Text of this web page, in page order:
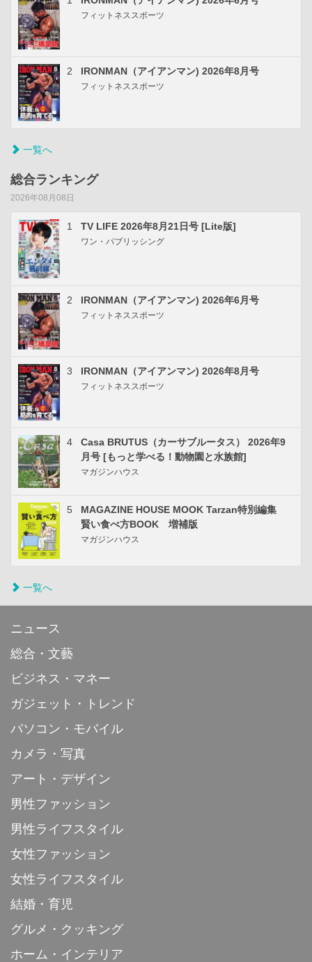
フィットネススポーツ
2 IRONMAN（アイアンマン) 2026年8月号
フィットネススポーツ
一覧へ
総合ランキング
2026年08月08日
1 TV LIFE 2026年8月21日号 [Lite版]
ワン・パブリッシング
2 IRONMAN（アイアンマン) 2026年6月号
フィットネススポーツ
3 IRONMAN（アイアンマン) 2026年8月号
フィットネススポーツ
4
Casa BRUTUS（カーサブルータス） 2026年9
月号 [もっと学べる！動物園と水族館]
マガジンハウス
5
MAGAZINE HOUSE MOOK Tarzan特別編集
賢い食べ方BOOK 増補版
マガジンハウス
一覧へ
ニュース
総合・文藝
ビジネス・マネー
ガジェット・トレンド
パソコン・モバイル
カメラ・写真
アート・デザイン
男性ファッション
男性ライフスタイル
女性ファッション
女性ライフスタイル
結婚・育児
グルメ・クッキング
ホーム・インテリア